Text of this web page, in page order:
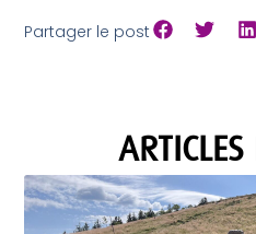
Partager le post
ARTICLES